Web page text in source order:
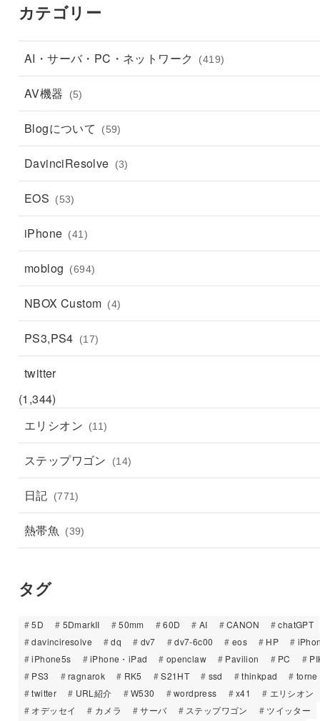
カテゴリー
AI・サーバ・PC・ネットワーク (419)
AV機器 (5)
Blogについて (59)
DavinciResolve (3)
EOS (53)
iPhone (41)
moblog (694)
NBOX Custom (4)
PS3,PS4 (17)
twitter
(1,344)
エリシオン
(11)
ステップワゴン (14)
日記 (771)
熱帯魚 (39)
タグ
5D 5DmarkII 50mm 60D AI CANON
chatGPT
davinciresolve
dq dv7 dv7-6c00 eos HP
iPhone5s
iPhone・iPad openclaw Pavilion PC
PS3
ragnarok RK5 S21HT ssd thinkpad
torne
twitter
URL紹介 W530 wordpress x41
エリシオン
オデッセイ
カメラ サーバ ステップワゴン ツイッター